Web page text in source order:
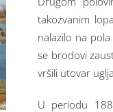
takozvanim
nalazilo na
se brodovi
vršili utovar
U periodu